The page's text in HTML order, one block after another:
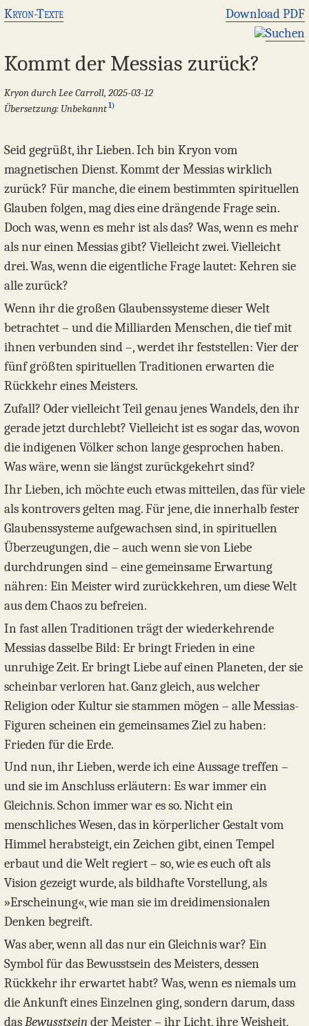
Kryon-Texte
Download PDF
Suchen
Kommt der Messias zurück?
Kryon durch Lee Carroll, 2025-03-12
Übersetzung: Unbekannt1)
Seid gegrüßt, ihr Lieben. Ich bin Kryon vom
magnetischen Dienst. Kommt der Messias wirklich
zurück? Für manche, die einem bestimmten spirituellen
Glauben folgen, mag dies eine drängende Frage sein.
Doch was, wenn es mehr ist als das? Was, wenn es mehr
als nur einen Messias gibt? Vielleicht zwei. Vielleicht
drei. Was, wenn die eigentliche Frage lautet: Kehren sie
alle zurück?
Wenn ihr die großen Glaubenssysteme dieser Welt
betrachtet – und die Milliarden Menschen, die tief mit
ihnen verbunden sind –, werdet ihr feststellen: Vier der
fünf größten spirituellen Traditionen erwarten die
Rückkehr eines Meisters.
Zufall? Oder vielleicht Teil genau jenes Wandels, den ihr
gerade jetzt durchlebt? Vielleicht ist es sogar das, wovon
die indigenen Völker schon lange gesprochen haben.
Was wäre, wenn sie längst zurückgekehrt sind?
Ihr Lieben, ich möchte euch etwas mitteilen, das für viele
als kontrovers gelten mag. Für jene, die innerhalb fester
Glaubenssysteme aufgewachsen sind, in spirituellen
Überzeugungen, die – auch wenn sie von Liebe
durchdrungen sind – eine gemeinsame Erwartung
nähren: Ein Meister wird zurückkehren, um diese Welt
aus dem Chaos zu befreien.
In fast allen Traditionen trägt der wiederkehrende
Messias dasselbe Bild: Er bringt Frieden in eine
unruhige Zeit. Er bringt Liebe auf einen Planeten, der sie
scheinbar verloren hat. Ganz gleich, aus welcher
Religion oder Kultur sie stammen mögen – alle Messias-
Figuren scheinen ein gemeinsames Ziel zu haben:
Frieden für die Erde.
Und nun, ihr Lieben, werde ich eine Aussage treffen –
und sie im Anschluss erläutern: Es war immer ein
Gleichnis. Schon immer war es so. Nicht ein
menschliches Wesen, das in körperlicher Gestalt vom
Himmel herabsteigt, ein Zeichen gibt, einen Tempel
erbaut und die Welt regiert – so, wie es euch oft als
Vision gezeigt wurde, als bildhafte Vorstellung, als
»Erscheinung«, wie man sie im dreidimensionalen
Denken begreift.
Was aber, wenn all das nur ein Gleichnis war? Ein
Symbol für das Bewusstsein des Meisters, dessen
Rückkehr ihr erwartet habt? Was, wenn es niemals um
die Ankunft eines Einzelnen ging, sondern darum, dass
dasBewusstseinder Meister – ihr Licht, ihre Weisheit,